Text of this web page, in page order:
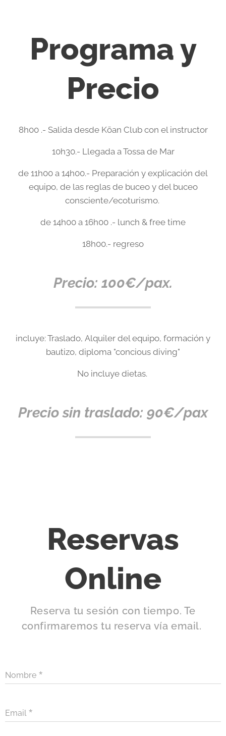
Programa y
Precio
8h00 .- Salida desde Kōan Club con el instructor
10h30.- Llegada a Tossa de Mar
de 11h00 a 14h00.- Preparación y explicación del
equipo, de las reglas de buceo y del buceo
consciente/ecoturismo.
de 14h00 a 16h00 .- lunch & free time
18h00.- regreso
Precio: 100€/pax.
incluye: Traslado, Alquiler del equipo, formación y
bautizo, diploma "concious diving"
No incluye dietas.
Precio sin traslado: 90€/pax
Reservas
Online
Reserva tu sesión con tiempo. Te
confirmaremos tu reserva vía email.
Nombre
Email